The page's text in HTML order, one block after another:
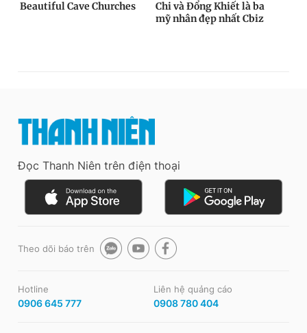
Đọc Thanh Niên trên điện thoại
Theo dõi báo trên
Hotline
0906 645 777
Liên hệ quảng cáo
0908 780 404